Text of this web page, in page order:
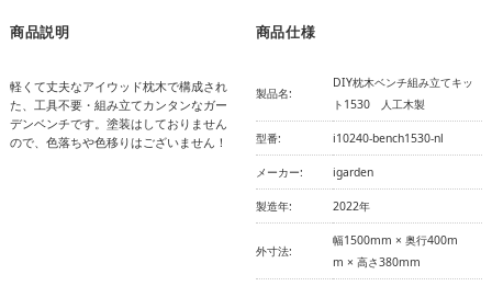
商品説明
軽くて丈夫なアイウッド枕木で構成され
た、工具不要・組み立てカンタンなガー
デンベンチです。塗装はしておりません
ので、色落ちや色移りはございません！
商品仕様
製品名:
DIY枕木ベンチ組み立てキッ
ト1530 人工木製
型番: i10240-bench1530-nl
メーカー: igarden
製造年: 2022年
外寸法:
幅1500mm × 奥行400m
m × 高さ380mm